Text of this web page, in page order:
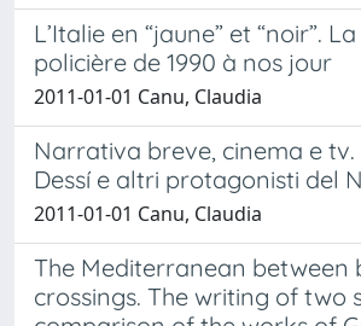
L’Italie en “jaune” et “noir”.
policière de 1990 à nos jour
2011-01-01 Canu, Claudia
Narrativa breve, cinema e tv.
Dessí e altri protagonisti del
2011-01-01 Canu, Claudia
The Mediterranean between
crossings. The writing of two